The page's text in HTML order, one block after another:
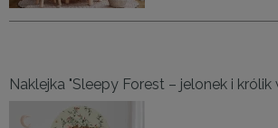
Naklejka "Sleepy Forest – jelonek i królik